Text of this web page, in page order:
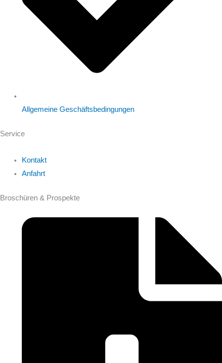
Allgemeine Geschäftsbedingungen
Service
Kontakt
Anfahrt
Broschüren & Prospekte